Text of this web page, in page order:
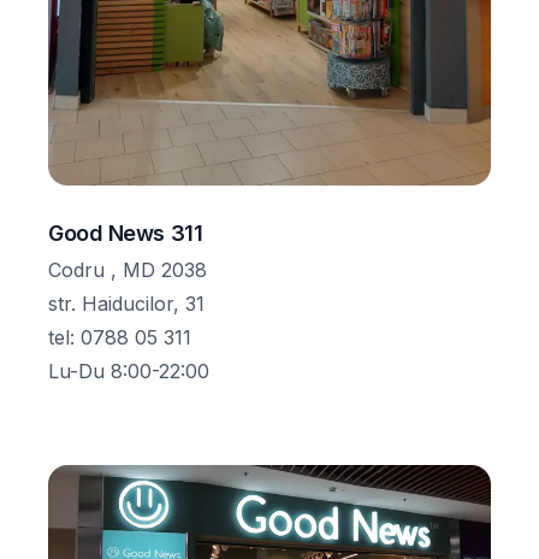
Good News 311
Codru , MD 2038
str. Haiducilor, 31
tel: 0788 05 311
Lu-Du 8:00-22:00